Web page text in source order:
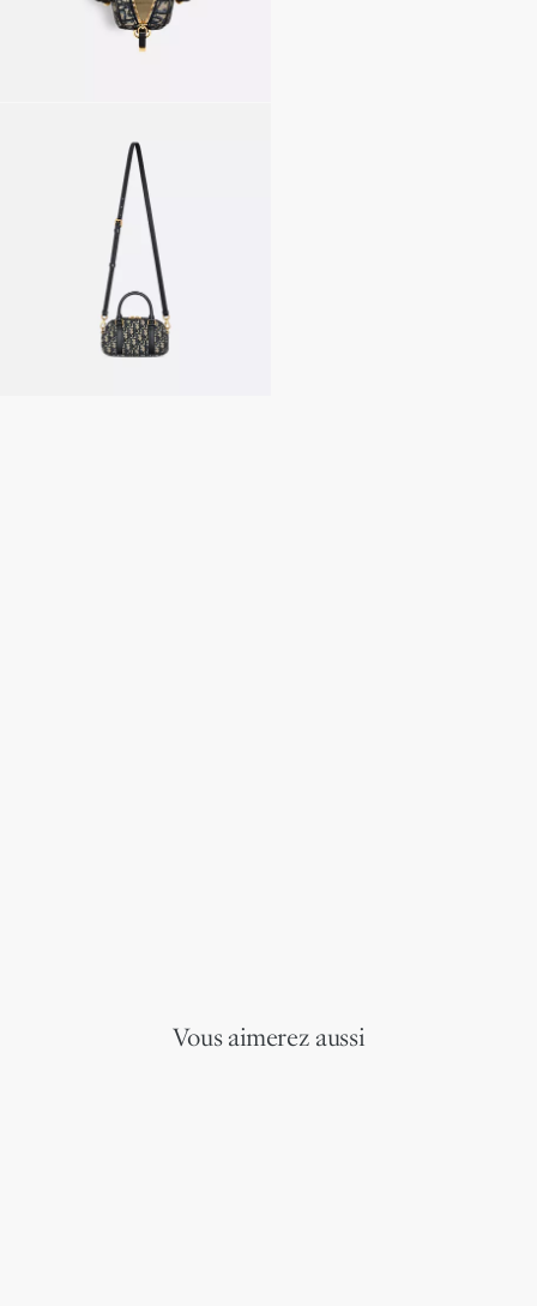
Vous aimerez aussi